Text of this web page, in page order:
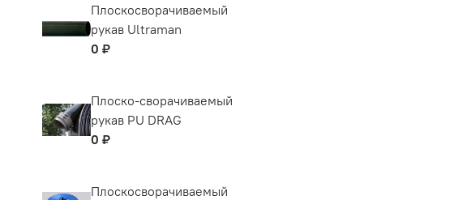
Плоскосворачиваемый
рукав Ultraman
0 ₽
Плоско-сворачиваемый
рукав PU DRAG
0 ₽
Плоскосворачиваемый